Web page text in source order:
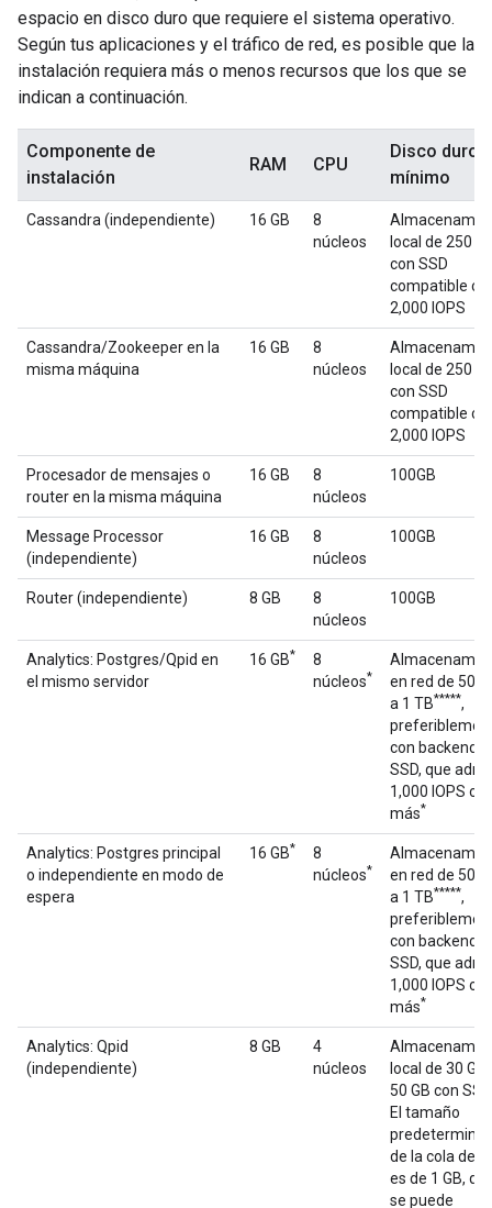
espacio en disco duro que requiere el sistema operativo.
Según tus aplicaciones y el tráfico de red, es posible que la
instalación requiera más o menos recursos que los que se
indican a continuación.
Componente de
instalación
RAM CPU
Disco duro
mínimo
Cassandra (independiente) 16 GB
8
núcleos
local de 250
con SSD
compatible
2,000 IOPS
Cassandra/Zookeeper en la
misma máquina
16 GB
8
núcleos
local de 250
con SSD
compatible
2,000 IOPS
Procesador de mensajes o
router en la misma máquina
16 GB
8
núcleos
100GB
Message Processor
(independiente)
16 GB
8
núcleos
100GB
Router (independiente) 8 GB
8
núcleos
100GB
Analytics: Postgres/Qpid en
el mismo servidor
16 GB*
8
núcleos*
en red de 500
a 1 TB*****,
con backend
SSD, que
1,000 IOPS o
más*
Analytics: Postgres principal
o independiente en modo de
espera
16 GB*
8
núcleos*
en red de 500
a 1 TB*****,
con backend
SSD, que
1,000 IOPS o
más*
Analytics: Qpid
(independiente)
8 GB
4
núcleos
local de 30 GB
50 GB con SSD
El tamaño
de la cola de
es de 1 GB,
se puede